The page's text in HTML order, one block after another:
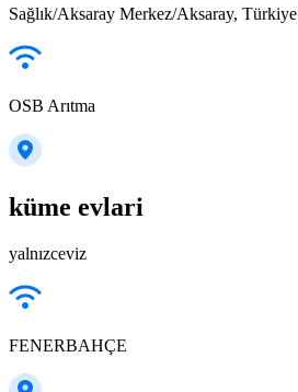
Sağlık/Aksaray Merkez/Aksaray, Türkiye
OSB Arıtma
küme evlari
yalnızceviz
FENERBAHÇE